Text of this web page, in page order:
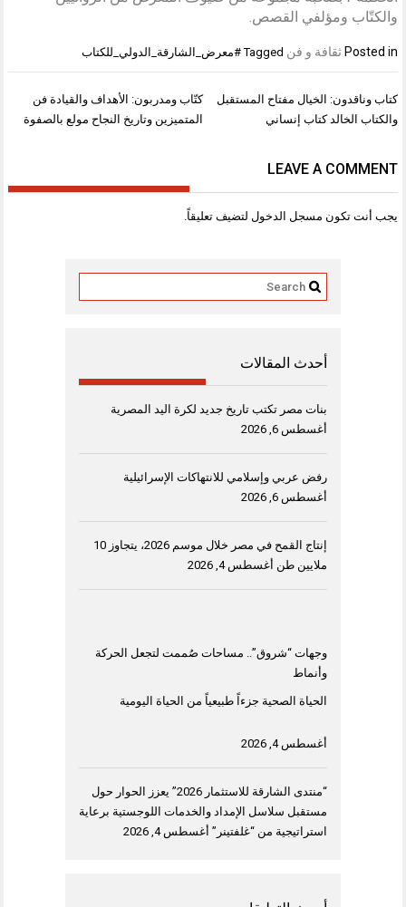
والكتّاب ومؤلفي القصص.
Posted in ثقافة و فن Tagged #معرض_الشارقة_الدولي_للكتاب
تصفّح
المقالات
كتّاب ومدربون: الأهداف والقيادة فن
المتميزين وتاريخ النجاح مولع بالصفوة
كتاب وناقدون: الخيال مفتاح المستقبل
والكتاب الخالد كتاب إنساني
LEAVE A COMMENT
يجب أنت تكون مسجل الدخول لتضيف تعليقاً.
أحدث المقالات
بنات مصر تكتب تاريخ جديد لكرة اليد المصرية
أغسطس 6, 2026
رفض عربي وإسلامي للانتهاكات الإسرائيلية
أغسطس 6, 2026
إنتاج القمح في مصر خلال موسم 2026، يتجاوز 10
ملايين طن أغسطس 4, 2026
وجهات “شروق”.. مساحات صُممت لتجعل الحركة
وأنماط
الحياة الصحية جزءاً طبيعياً من الحياة اليومية
أغسطس 4, 2026
“منتدى الشارقة للاستثمار 2026” يعزز الحوار حول
مستقبل سلاسل الإمداد والخدمات اللوجستية برعاية
استراتيجية من “غلفتينر” أغسطس 4, 2026